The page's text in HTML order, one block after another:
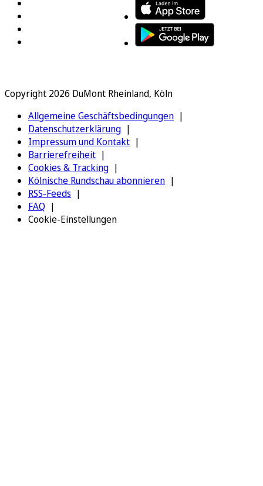
Copyright 2026 DuMont Rheinland, Köln
Allgemeine Geschäftsbedingungen
Datenschutzerklärung
Impressum und Kontakt
Barrierefreiheit
Cookies & Tracking
Kölnische Rundschau abonnieren
RSS-Feeds
FAQ
Cookie-Einstellungen